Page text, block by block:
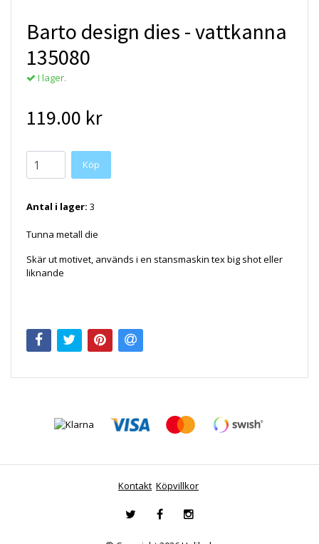
Barto design dies - vattkanna
135080
I lager.
119.00 kr
Antal i lager: 3
Tunna metall die
Skär ut motivet, används i en stansmaskin tex big shot eller
liknande
Kontakt Köpvillkor